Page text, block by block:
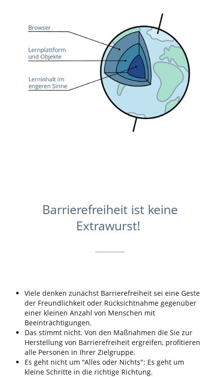
Barrierefreiheit ist keine
Extrawurst!
Viele denken zunächst Barrierefreiheit sei eine Geste
der Freundlichkeit oder Rücksichtnahme gegenüber
einer kleinen Anzahl von Menschen mit
Beeinträchtigungen.
Das stimmt nicht. Von den Maßnahmen die Sie zur
Herstellung von Barrierefreiheit ergreifen, profitieren
alle Personen in Ihrer Zielgruppe.
Es geht nicht um "Alles oder Nichts": Es geht um
kleine Schritte in die richtige Richtung.